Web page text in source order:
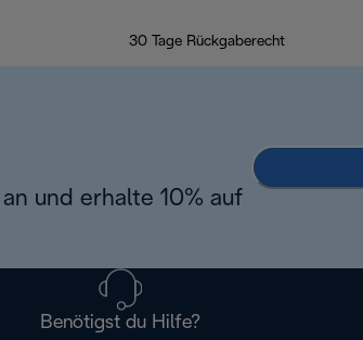
30 Tage Rückgaberecht
und erhalte 10% auf
Benötigst du Hilfe?